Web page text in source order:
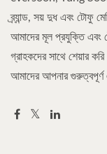
ব্র্যান্ড, সয় দুধ এবং টোফু
আমাদের মূল প্রযুক্তি এবং
গ্রাহকদের সাথে শেয়ার
আমাদের আপনার গুরুত্বপূর্ণ